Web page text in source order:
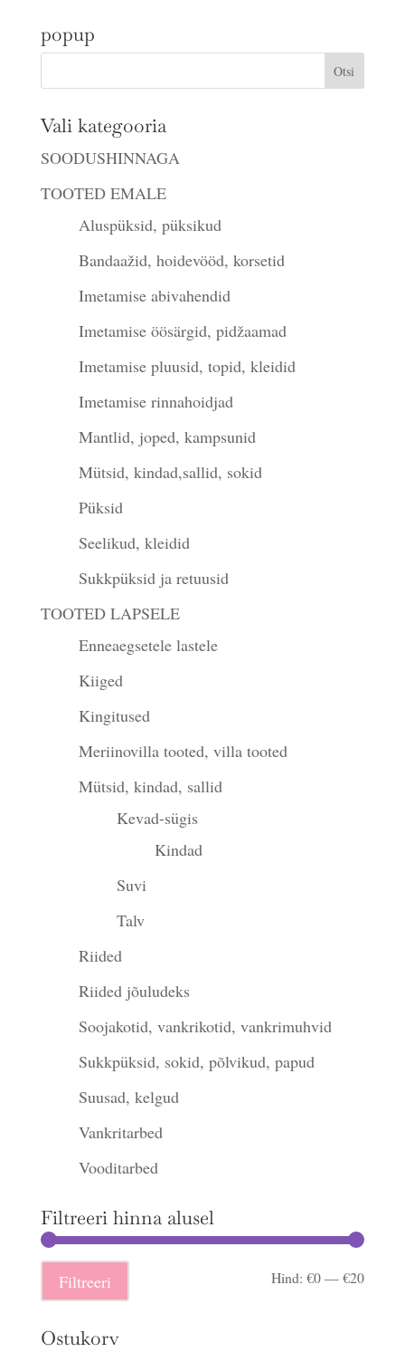
popup
Vali kategooria
SOODUSHINNAGA
TOOTED EMALE
Aluspüksid, püksikud
Bandaažid, hoidevööd, korsetid
Imetamise abivahendid
Imetamise öösärgid, pidžaamad
Imetamise pluusid, topid, kleidid
Imetamise rinnahoidjad
Mantlid, joped, kampsunid
Mütsid, kindad,sallid, sokid
Püksid
Seelikud, kleidid
Sukkpüksid ja retuusid
TOOTED LAPSELE
Enneaegsetele lastele
Kiiged
Kingitused
Meriinovilla tooted, villa tooted
Mütsid, kindad, sallid
Kevad-sügis
Kindad
Suvi
Talv
Riided
Riided jõuludeks
Soojakotid, vankrikotid, vankrimuhvid
Sukkpüksid, sokid, põlvikud, papud
Suusad, kelgud
Vankritarbed
Vooditarbed
Filtreeri hinna alusel
Filtreeri Hind:€0—€20
Ostukorv